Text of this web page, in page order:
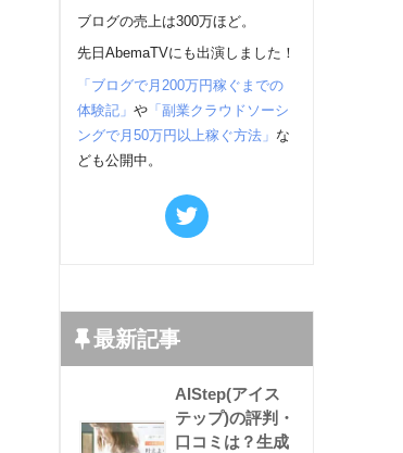
ブログの売上は300万ほど。
先日AbemaTVにも出演しました！
「ブログで月200万円稼ぐまでの
体験記」 や「副業クラウドソーシ
ングで月50万円以上稼ぐ方法」 な
ども公開中。
最新記事
AIStep(アイス
テップ)の評判・
口コミは？生成